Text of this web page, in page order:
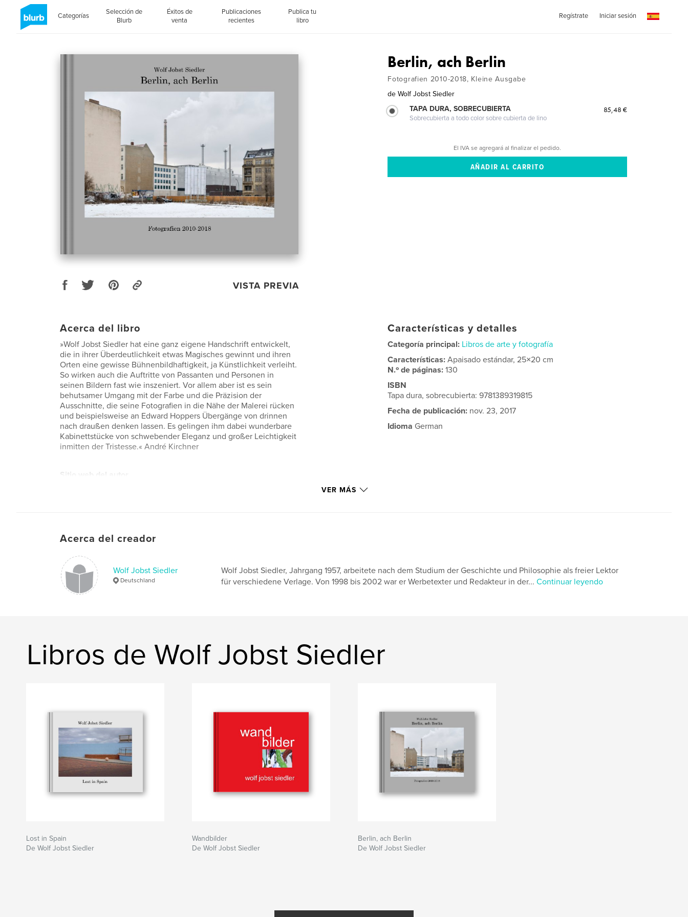
Categorías
Selección de
Blurb
Éxitos de
venta
Publicaciones
recientes
Publica tu
libro
Regístrate Iniciar sesión
VISTA PREVIA
Berlin, ach Berlin
Fotografien 2010-2018, Kleine Ausgabe
de Wolf Jobst Siedler
TAPA DURA, SOBRECUBIERTA
Sobrecubierta a todo color sobre cubierta de lino
85,48 €
El IVA se agregará al finalizar el pedido.
Acerca del libro
»Wolf Jobst Siedler hat eine ganz eigene Handschrift entwickelt,
die in ihrer Überdeutlichkeit etwas Magisches gewinnt und ihren
Orten eine gewisse Bühnenbildhaftigkeit, ja Künstlichkeit verleiht.
So wirken auch die Auftritte von Passanten und Personen in
seinen Bildern fast wie inszeniert. Vor allem aber ist es sein
behutsamer Umgang mit der Farbe und die Präzision der
Ausschnitte, die seine Fotografien in die Nähe der Malerei rücken
und beispielsweise an Edward Hoppers Übergänge von drinnen
nach draußen denken lassen. Es gelingen ihm dabei wunderbare
Kabinettstücke von schwebender Eleganz und großer Leichtigkeit
inmitten der Tristesse.« André Kirchner
Sitio web del autor
Características y detalles
Categoría principal: Libros de arte y fotografía
Características:Apaisado estándar, 25×20 cm
N.º de páginas:130
ISBN
Tapa dura, sobrecubierta: 9781389319815
Fecha de publicación: nov. 23, 2017
Idioma German
VER MÁS
Acerca del creador
Wolf Jobst Siedler
Deutschland
Wolf Jobst Siedler, Jahrgang 1957, arbeitete nach dem Studium der Geschichte und Philosophie als freier Lektor
für verschiedene Verlage. Von 1998 bis 2002 war er Werbetexter und Redakteur in der... Continuar leyendo
Libros de Wolf Jobst Siedler
Lost in Spain
De Wolf Jobst Siedler
Wandbilder
De Wolf Jobst Siedler
Berlin, ach Berlin
De Wolf Jobst Siedler